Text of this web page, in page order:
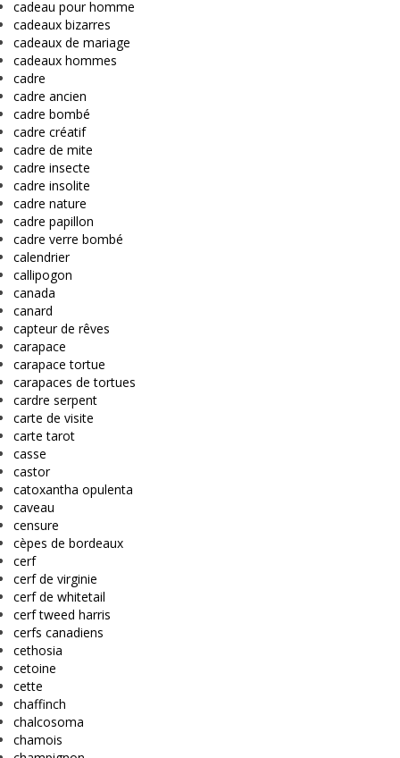
cadeau pour homme
cadeaux bizarres
cadeaux de mariage
cadeaux hommes
cadre
cadre ancien
cadre bombé
cadre créatif
cadre de mite
cadre insecte
cadre insolite
cadre nature
cadre papillon
cadre verre bombé
calendrier
callipogon
canada
canard
capteur de rêves
carapace
carapace tortue
carapaces de tortues
cardre serpent
carte de visite
carte tarot
casse
castor
catoxantha opulenta
caveau
censure
cèpes de bordeaux
cerf
cerf de virginie
cerf de whitetail
cerf tweed harris
cerfs canadiens
cethosia
cetoine
cette
chaffinch
chalcosoma
chamois